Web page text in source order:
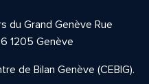
du Grand Genève Rue
1205 Genève
de Bilan Genève (CEBIG).